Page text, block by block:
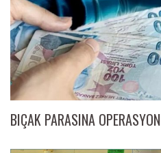
BIÇAK PARASINA OPERASYON